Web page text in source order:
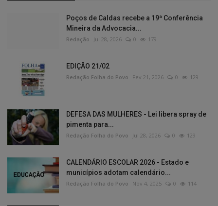
Poços de Caldas recebe a 19ª Conferência
Mineira da Advocacia...
Redação Jul 28, 2026 0 179
EDIÇÃO 21/02
Redação Folha do Povo Fev 21, 2026 0 129
DEFESA DAS MULHERES - Lei libera spray de
pimenta para...
Redação Folha do Povo Jul 28, 2026 0 129
CALENDÁRIO ESCOLAR 2026 - Estado e
municípios adotam calendário...
Redação Folha do Povo Nov 4, 2025 0 114